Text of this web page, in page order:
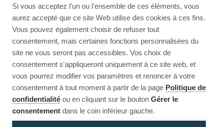
Si vous acceptez l'un ou l'ensemble de ces éléments, vous
aurez accepté que ce site Web utilise des cookies à ces fins.
Vous pouvez également choisir de refuser tout
consentement, mais certaines fonctions personnalisées du
site ne vous seront pas accessibles. Vos choix de
consentement s'appliqueront uniquement à ce site web, et
vous pourrez modifier vos paramètres et renoncer à votre
consentement à tout moment à partir de la page Politique de
confidentialité ou en cliquant sur le bouton Gérer le
consentement dans le coin inférieur gauche.
Reload to try again, or go back.
Reload Back